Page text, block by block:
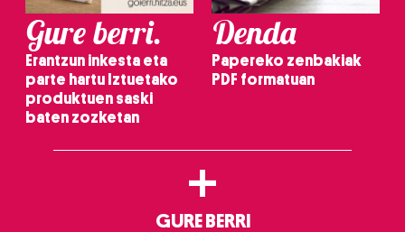
Gure berri.
Erantzun inkesta eta
parte hartu Iztuetako
produktuen saski
baten zozketan
Denda
Papereko zenbakiak
PDF formatuan
+
GURE BERRI